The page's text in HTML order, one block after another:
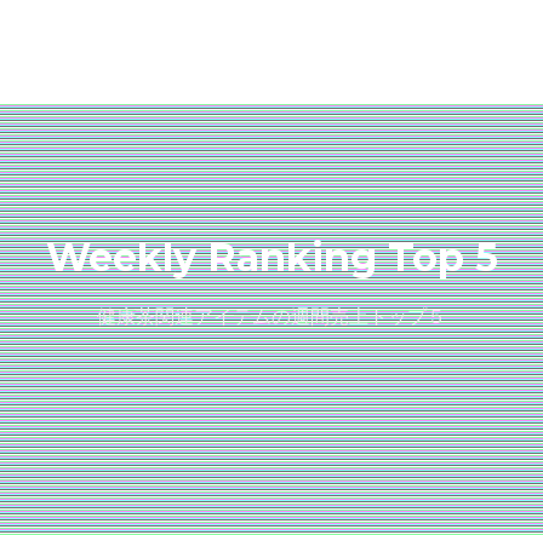
Weekly Ranking Top 5
健康茶関連アイテムの週間売上トップ５